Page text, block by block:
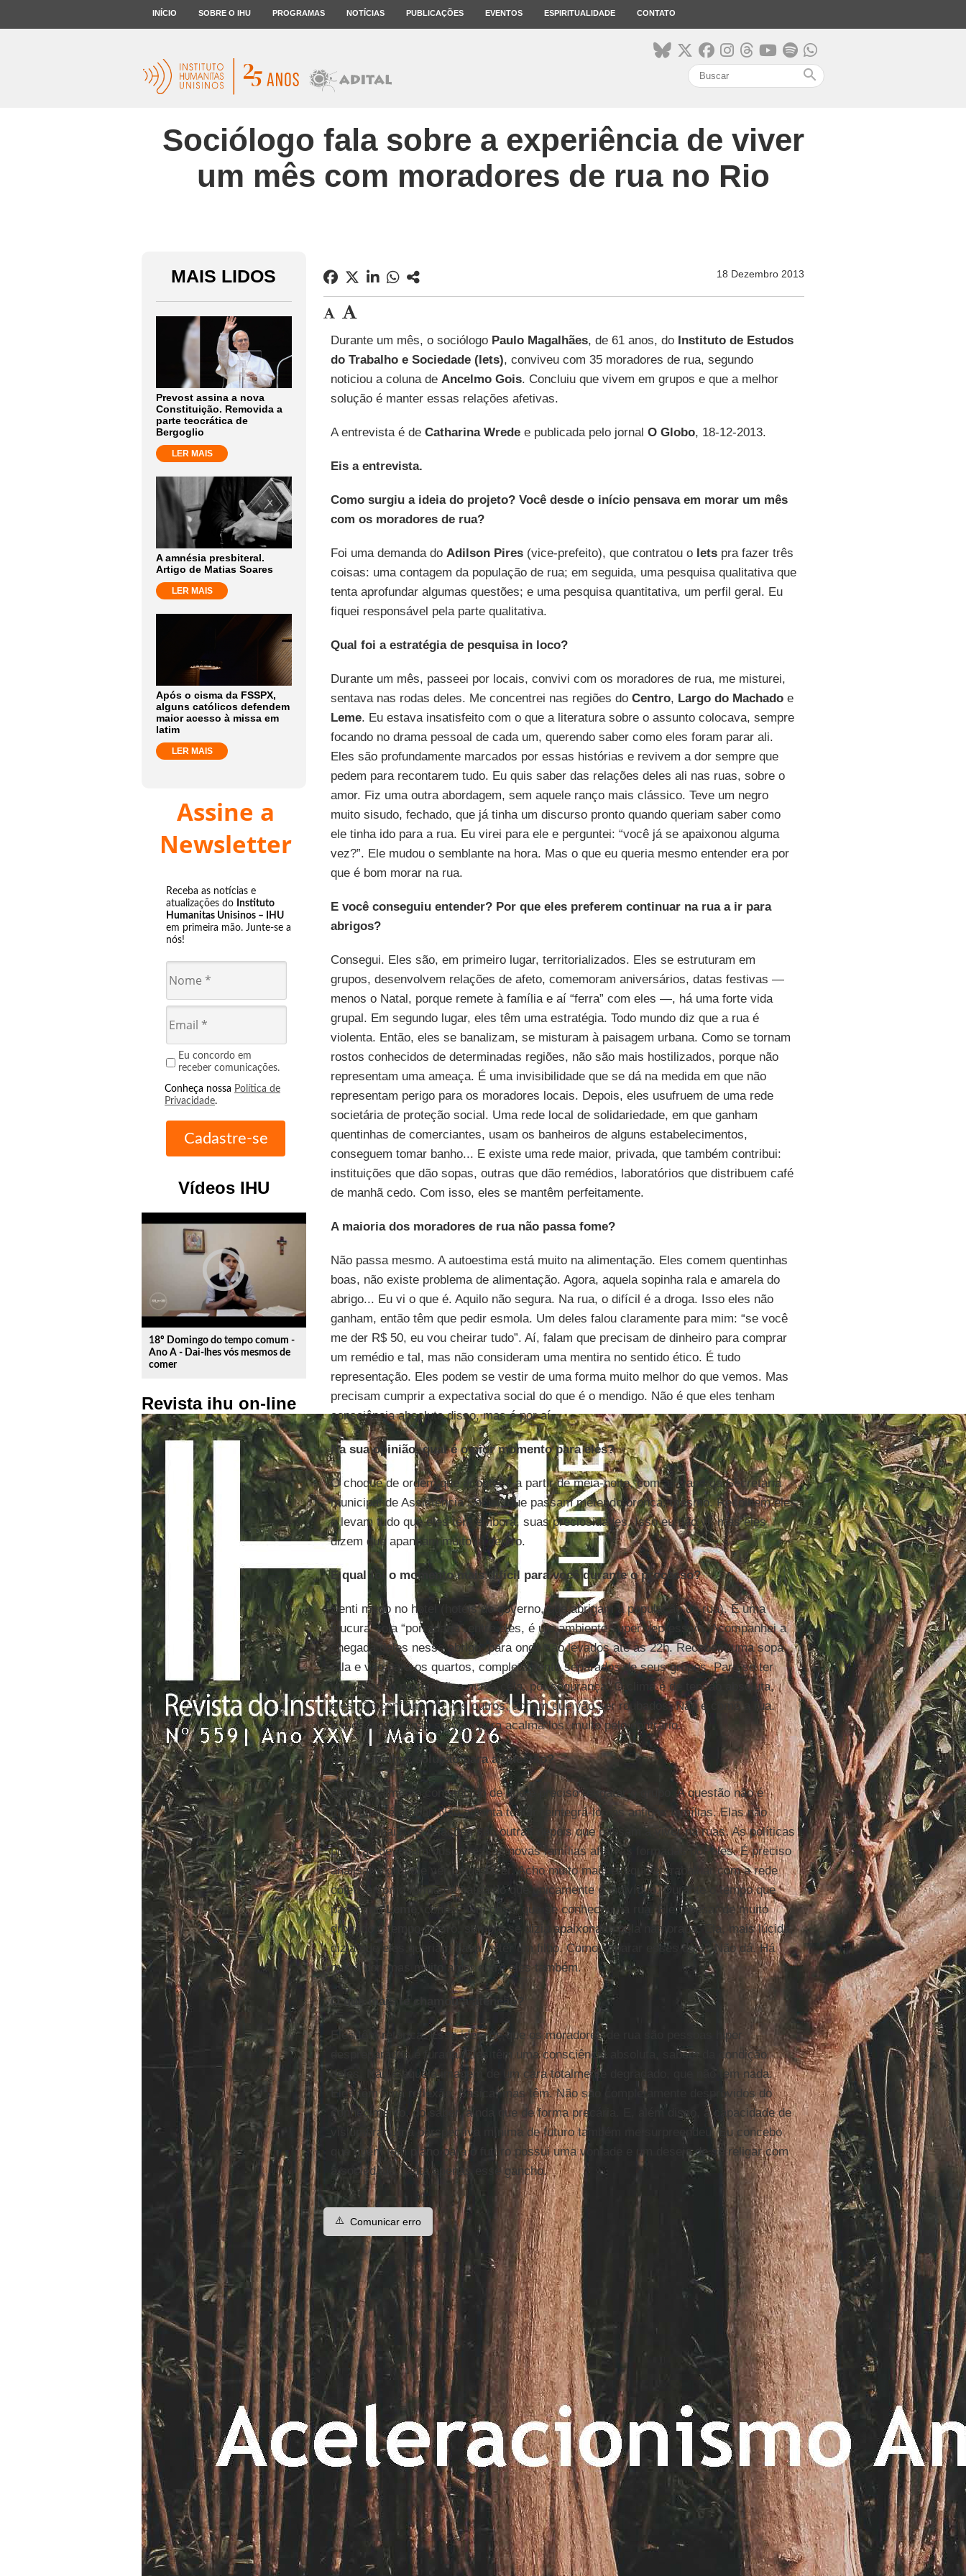
INÍCIO SOBRE O IHU PROGRAMAS NOTÍCIAS PUBLICAÇÕES EVENTOS ESPIRITUALIDADE CONTATO
search
Sociólogo fala sobre a experiência de viver
um mês com moradores de rua no Rio
MAIS LIDOS
Prevost assina a nova
Constituição. Removida a
parte teocrática de
Bergoglio
LER MAIS
A amnésia presbiteral.
Artigo de Matias Soares
LER MAIS
Após o cisma da FSSPX,
alguns católicos defendem
maior acesso à missa em
latim
LER MAIS
Assine a
Newsletter
Receba as notícias e
atualizações do Instituto
Humanitas Unisinos – IHU
em primeira mão. Junte-se a
nós!
Eu concordo em
receber comunicações.
Conheça nossa Política de
Privacidade.
Vídeos IHU
play_circle_outline
18º Domingo do tempo comum -
Ano A - Dai-lhes vós mesmos de
comer
Revista ihu on-line
18 Dezembro 2013
Durante um mês, o sociólogo Paulo Magalhães, de 61 anos, do Instituto de Estudos
do Trabalho e Sociedade (Iets), conviveu com 35 moradores de rua, segundo
noticiou a coluna de Ancelmo Gois. Concluiu que vivem em grupos e que a melhor
solução é manter essas relações afetivas.
A entrevista é de Catharina Wredee publicada pelo jornal O Globo, 18-12-2013.
Eis a entrevista.
Como surgiu a ideia do projeto? Você desde o início pensava em morar um mês
com os moradores de rua?
Foi uma demanda do Adilson Pires(vice-prefeito), que contratou o Ietspra fazer três
coisas: uma contagem da população de rua; em seguida, uma pesquisa qualitativa que
tenta aprofundar algumas questões; e uma pesquisa quantitativa, um perfil geral. Eu
fiquei responsável pela parte qualitativa.
Qual foi a estratégia de pesquisa in loco?
Durante um mês, passeei por locais, convivi com os moradores de rua, me misturei,
sentava nas rodas deles. Me concentrei nas regiões do Centro, Largo do Machadoe
Leme. Eu estava insatisfeito com o que a literatura sobre o assunto colocava, sempre
focando no drama pessoal de cada um, querendo saber como eles foram parar ali.
Eles são profundamente marcados por essas histórias e revivem a dor sempre que
pedem para recontarem tudo. Eu quis saber das relações deles ali nas ruas, sobre o
amor. Fiz uma outra abordagem, sem aquele ranço mais clássico. Teve um negro
muito sisudo, fechado, que já tinha um discurso pronto quando queriam saber como
ele tinha ido para a rua. Eu virei para ele e perguntei: “você já se apaixonou alguma
vez?”. Ele mudou o semblante na hora. Mas o que eu queria mesmo entender era por
que é bom morar na rua.
E você conseguiu entender? Por que eles preferem continuar na rua a ir para
abrigos?
Consegui. Eles são, em primeiro lugar, territorializados. Eles se estruturam em
grupos, desenvolvem relações de afeto, comemoram aniversários, datas festivas —
menos o Natal, porque remete à família e aí “ferra” com eles —, há uma forte vida
grupal. Em segundo lugar, eles têm uma estratégia. Todo mundo diz que a rua é
violenta. Então, eles se banalizam, se misturam à paisagem urbana. Como se tornam
rostos conhecidos de determinadas regiões, não são mais hostilizados, porque não
representam uma ameaça. É uma invisibilidade que se dá na medida em que não
representam perigo para os moradores locais. Depois, eles usufruem de uma rede
societária de proteção social. Uma rede local de solidariedade, em que ganham
quentinhas de comerciantes, usam os banheiros de alguns estabelecimentos,
conseguem tomar banho... E existe uma rede maior, privada, que também contribui:
instituições que dão sopas, outras que dão remédios, laboratórios que distribuem café
de manhã cedo. Com isso, eles se mantêm perfeitamente.
A maioria dos moradores de rua não passa fome?
Não passa mesmo. A autoestima está muito na alimentação. Eles comem quentinhas
boas, não existe problema de alimentação. Agora, aquela sopinha rala e amarela do
abrigo... Eu vi o que é. Aquilo não segura. Na rua, o difícil é a droga. Isso eles não
ganham, então têm que pedir esmola. Um deles falou claramente para mim: “se você
me der R$ 50, eu vou cheirar tudo”. Aí, falam que precisam de dinheiro para comprar
um remédio e tal, mas não consideram uma mentira no sentido ético. É tudo
representação. Eles podem se vestir de uma forma muito melhor do que vemos. Mas
precisam cumprir a expectativa social do que é o mendigo. Não é que eles tenham
consciência absoluta disso, mas é por aí.
Na sua opinião, qual é o pior momento para eles?
O choque de ordem que acontece a partir de meia-noite, com as vans da Secretaria
municipal de Assistência Social, que passam metendo bronca, mesmo. Recolhem eles
e levam tudo que eles têm embora, suas preciosidades. Isso eu não vi, mas eles
dizem que apanham muito lá dentro.
E qual foi o momento mais difícil para você durante o processo?
Senti medo no hotel (hotéis do governo, que abrigam a população de rua). É uma
loucura, rola “porradaria” entre eles, é um ambiente super depressivo. Acompanhei a
chegada deles nesse abrigo, para onde são levados até as 22h. Recebem uma sopa
rala e vão para os quartos, completamente separados de seus grupos. Para se ter
uma ideia, o porteiro fica numa cela, por segurança. O clima é de tensão absoluta,
eles não confiam uns nos outros, acham que vão ser roubados. Não é como a rua.
Esses lugares não servem para acalmá-los, muito pelo contrário.
Qual a melhor solução para a questão?
Estou totalmente convencido de que é preciso resgatar o grupo. A questão não é
individual, é grupal. Não adianta tentar reintegrá-los às antigas famílias. Elas não
existem mais. As relações são outras depois que passam a viver na ruas. As políticas
públicas deveriam buscar essas novas famílias afetivas formadas por eles. É preciso
analisar o grupo e ver o que fazer. Acho muito mais exequível trabalhar com a rede
coletiva como forma de saída do que unicamente o indivíduo. Durante o tempo que
passei noLeme
, conheci um casal que se conheceu na rua. Ele, apesar de muito
drogado o tempo inteiro, sempre se dizia apaixonado pela namorada. Ela, mais lúcida,
dizia que eles queriam casar e ter um filho. Como separar esses dois? Não dá. Há
muita dor, mas muito amor entre eles também.
O que mais te chamou a atenção?
Eles têm retórica. Essa ideia de que os moradores de rua são pessoas hiper
despreparadas é furada. Eles têm uma consciência absoluta, sabem da condição
deles. Não é aquela imagem de um cara totalmente degradado, que não tem nada.
Eles têm uma reflexão. Básica, mas têm. Não são completamente desprovidos do
conhecimento, do saber, ainda que de forma precária. E, além disso, a capacidade de
vislumbrar uma perspectiva mínima de futuro também me surpreendeu. Eu concebo
que quem tem plano para o futuro possui uma vontade e um desejo de se religar com
a sociedade. Falta apenas esse gancho.
⚠️ Comunicar erro